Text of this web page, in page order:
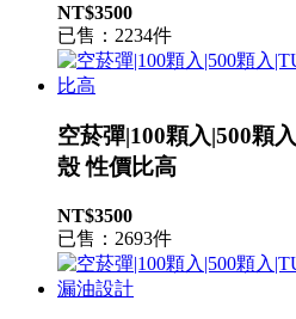
NT$3500
已售：2234件
空菸彈|100顆入|500顆
殼 性價比高
NT$3500
已售：2693件